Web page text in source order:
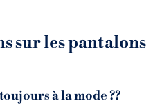
sur les pantalons
à la mode ??